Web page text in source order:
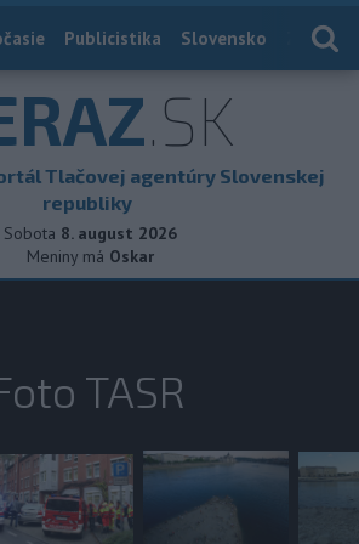
Publicistika Slovensko
.SK
Tlačovej agentúry Slovenskej
republiky
Sobota 8. august 2026
Meniny má Oskar
TASR